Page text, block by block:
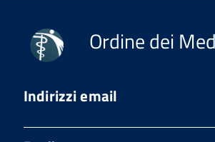
Ordine dei
Indirizzi email